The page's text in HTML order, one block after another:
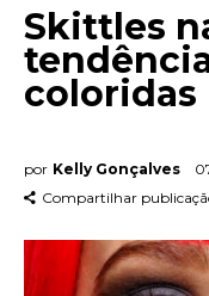
Contato
Skittles
coloridas
por Kelly Gonçalves
Compartilhar